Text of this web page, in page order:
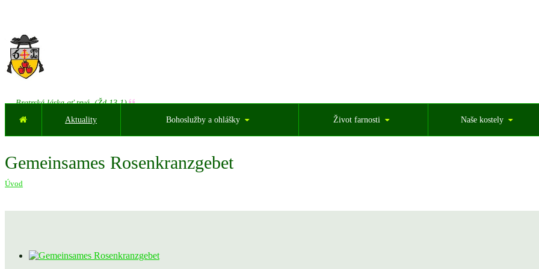
Bratrská láska ať trvá. (Žd 13,1)
Aktuality Bohoslužby a ohlášky Život farnosti Naše kostely
Gemeinsames Rosenkranzgebet
Úvod